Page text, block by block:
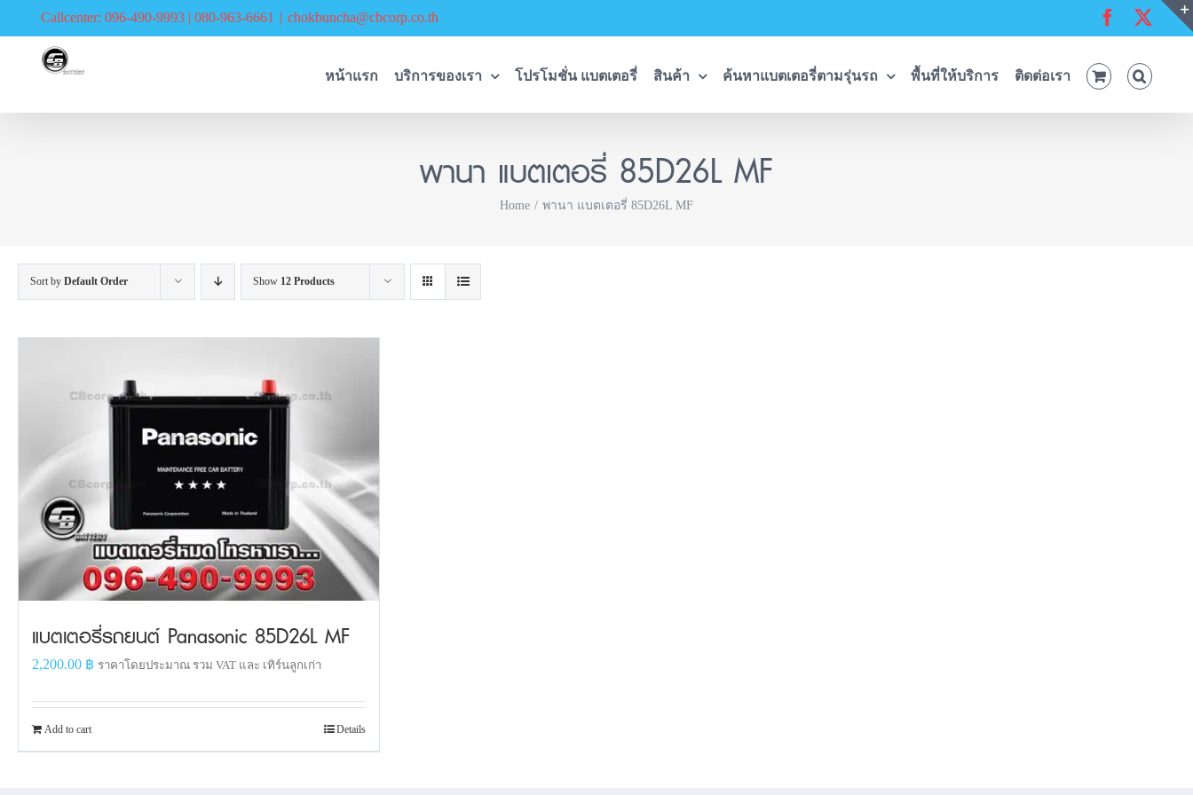
Callcenter: 096-490-9993 | 080-963-6661 | chokbuncha@cbcorp.co.th Facebook
หน้าแรก บริการของเรา โปรโมชั่น แบตเตอรี่ สินค้า ค้นหาแบตเตอรี่ตามรุ่นรถ พื้นที่ให้บริการ ติดต่อเรา
พานา แบตเตอรี่ 85D26L MF
Home พานา แบตเตอรี่ 85D26L MF
Sort by Default Order Show 12 Products
แบตเตอรี่รถยนต์ Panasonic 85D26L MF
2,200.00 ฿ ราคาโดยประมาณ รวม VAT และ เทิร์นลูกเก่า
Add to cart Details